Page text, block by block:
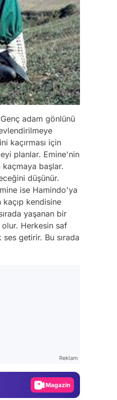
adam gönlünü
kaçırması için
planlar. Emine'nin
kaçmaya başlar.
düşünür.
ise Hamindo'ya
kaçıp kendisine
yaşanan bir
Herkesin saf
getirir. Bu sırada
Reklam
Magazin